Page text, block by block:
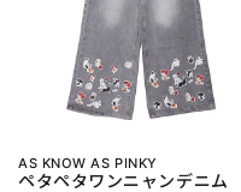
AS KNOW AS PINKY
ペタペタワンニャンデニム